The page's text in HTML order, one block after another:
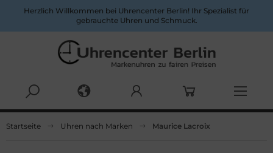
Herzlich Willkommen bei Uhrencenter Berlin! Ihr Spezialist für
gebrauchte Uhren und Schmuck.
Startseite Uhren nach Marken Maurice Lacroix
Alles anzeigen aus Herrenuhren
Alles anzeigen aus Damenuhren